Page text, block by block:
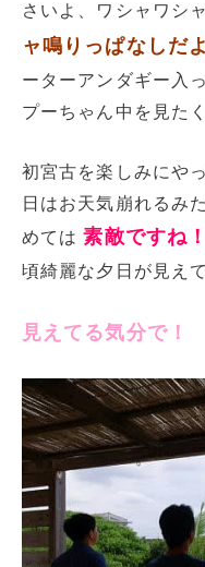
さいよ、ワシャワシ
ャ鳴りっぱなしだ
ーターアンダギー入
プーちゃん中を見た
初宮古を楽しみにや
日はお天気崩れるみ
めては素敵ですね！
頃綺麗な夕日が見え
見えてる気分で！